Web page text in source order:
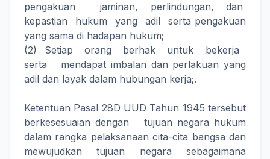
pengakuan jaminan, perlindungan, dan
kepastian hukum yang adil serta pengakuan
yang sama di hadapan hukum;
(2) Setiap orang berhak untuk bekerja
serta mendapat imbalan dan perlakuan yang
adil dan layak dalam hubungan kerja;.
Ketentuan Pasal 28D UUD Tahun 1945 tersebut
berkesesuaian dengan tujuan negara hukum
dalam rangka pelaksanaan cita-cita bangsa dan
mewujudkan tujuan negara sebagaimana